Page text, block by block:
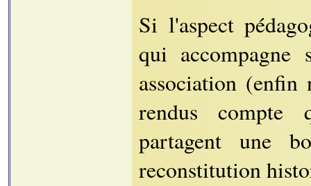
Si l'aspect
qui
association (enfin
rendus compte
partagent une
reconstitution